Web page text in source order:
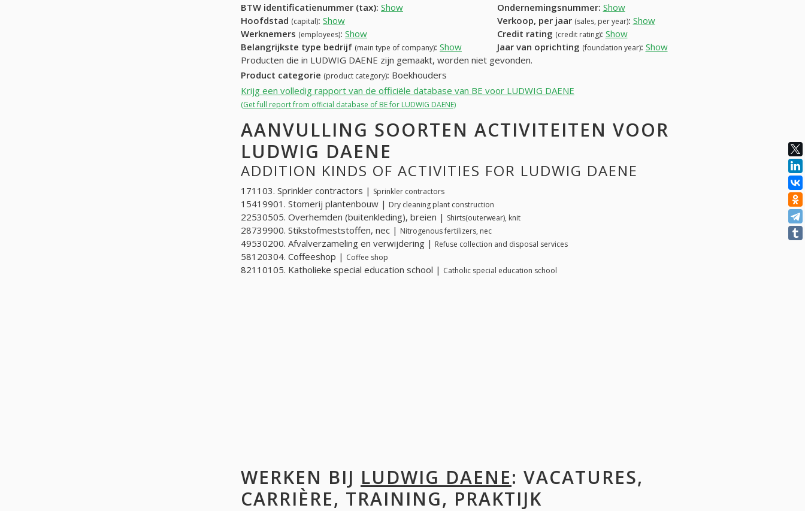
BTW identificatienummer (tax): Show Ondernemingsnummer: Show
Hoofdstad (capital): Show Verkoop, per jaar (sales, per year): Show
Werknemers (employees): Show Credit rating (credit rating): Show
Belangrijkste type bedrijf (main type of company): Show Jaar van oprichting (foundation year): Show
Producten die in LUDWIG DAENE zijn gemaakt, worden niet gevonden.
Product categorie (product category): Boekhouders
Krijg een volledig rapport van de officiële database van BE voor LUDWIG DAENE
(Get full report from official database of BE for LUDWIG DAENE)
AANVULLING SOORTEN ACTIVITEITEN VOOR
LUDWIG DAENE
ADDITION KINDS OF ACTIVITIES FOR LUDWIG DAENE
171103. Sprinkler contractors | Sprinkler contractors
15419901. Stomerij plantenbouw | Dry cleaning plant construction
22530505. Overhemden (buitenkleding), breien | Shirts(outerwear), knit
28739900. Stikstofmeststoffen, nec | Nitrogenous fertilizers, nec
49530200. Afvalverzameling en verwijdering | Refuse collection and disposal services
58120304. Coffeeshop | Coffee shop
82110105. Katholieke special education school | Catholic special education school
WERKEN BIJ LUDWIG DAENE: VACATURES,
CARRIÈRE, TRAINING, PRAKTIJK